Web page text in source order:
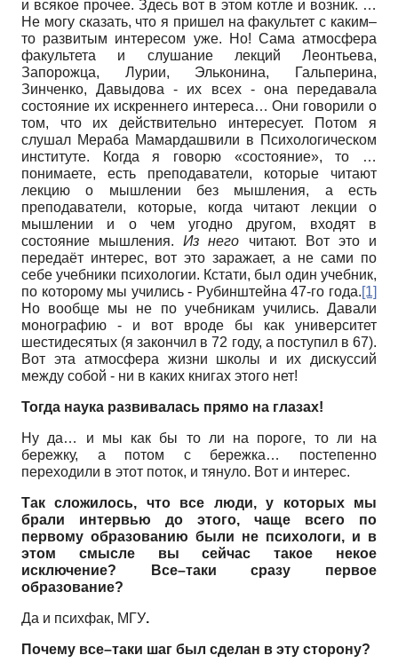
и всякое прочее. Здесь вот в этом котле и возник. …
Не могу сказать, что я пришел на факультет с каким–
то развитым интересом уже. Но! Сама атмосфера
факультета и слушание лекций Леонтьева,
Запорожца, Лурии, Эльконина, Гальперина,
Зинченко, Давыдова - их всех - она передавала
состояние их искреннего интереса… Они говорили о
том, что их действительно интересует. Потом я
слушал Мераба Мамардашвили в Психологическом
институте. Когда я говорю «состояние», то …
понимаете, есть преподаватели, которые читают
лекцию о мышлении без мышления, а есть
преподаватели, которые, когда читают лекции о
мышлении и о чем угодно другом, входят в
состояние мышления.Из него читают. Вот это и
передаёт интерес, вот это заражает, а не сами по
себе учебники психологии. Кстати, был один учебник,
по которому мы учились - Рубинштейна 47-го года.[1]
Но вообще мы не по учебникам учились. Давали
монографию - и вот вроде бы как университет
шестидесятых (я закончил в 72 году, а поступил в 67).
Вот эта атмосфера жизни школы и их дискуссий
между собой - ни в каких книгах этого нет!
Тогда наука развивалась прямо на глазах!
Ну да… и мы как бы то ли на пороге, то ли на
бережку, а потом с бережка… постепенно
переходили в этот поток, и тянуло. Вот и интерес.
Так сложилось, что все люди, у которых мы
брали интервью до этого, чаще всего по
первому образованию были не психологи, и в
этом смысле вы сейчас такое некое
исключение? Все–таки сразу первое
образование?
Да и психфак, МГУ.
Почему все–таки шаг был сделан в эту сторону?